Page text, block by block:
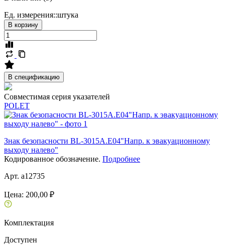
Ед. измерения::штука
В корзину
В спецификацию
Совместимая серия указателей
POLET
Знак безопасности BL-3015A.E04"Напр. к эвакуационному
выходу налево"
Кодированное обозначение. Подробнее
Арт. a12735
Цена: 200,00 ₽
Комплектация
Доступен